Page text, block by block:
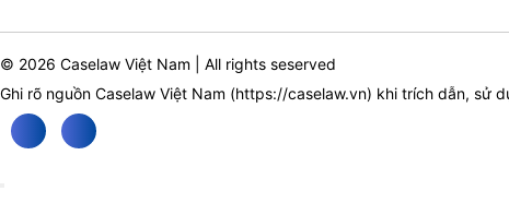
© 2026 Caselaw Việt Nam | All rights seserved
Ghi rõ nguồn Caselaw Việt Nam (https://caselaw.vn) khi trích dẫn, sử